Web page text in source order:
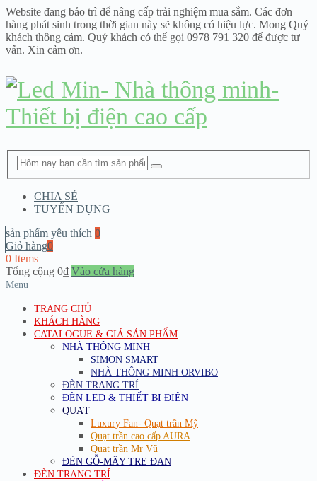
Website đang bảo trì để nâng cấp trải nghiệm mua sắm. Các đơn
hàng phát sinh trong thời gian này sẽ không có hiệu lực. Mong Quý
khách thông cảm. Quý khách có thể gọi 0978 791 320 để được tư
vấn. Xin cảm ơn.
CHIA SẺ
TUYỂN DỤNG
sản phẩm yêu thích 0
Giỏ hàng0
0 Items
Tổng cộng 0₫ Vào cửa hàng
Menu
TRANG CHỦ
KHÁCH HÀNG
CATALOGUE & GIÁ SẢN PHẨM
NHÀ THÔNG MINH
SIMON SMART
NHÀ THÔNG MINH ORVIBO
ĐÈN TRANG TRÍ
ĐÈN LED & THIẾT BỊ ĐIỆN
QUẠT
Luxury Fan- Quạt trần Mỹ
Quạt trần cao cấp AURA
Quạt trần Mr Vũ
ĐÈN GỖ-MÂY TRE ĐAN
ĐÈN TRANG TRÍ